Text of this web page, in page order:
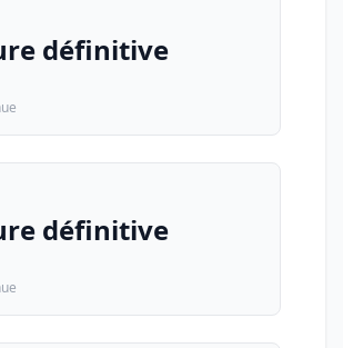
définitive
définitive